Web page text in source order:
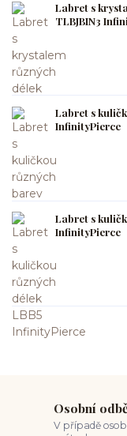
Labret s
TLBJBIN3
Labret s
InfinityPierce
Labret s
InfinityPierce
Osobní
V případě